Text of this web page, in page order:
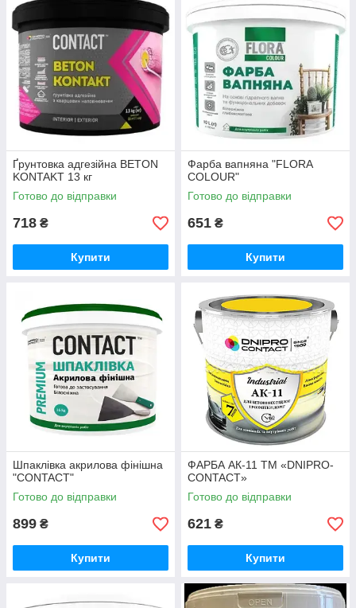
Ґрунтовка адгезійна BETON
KONTAKT 13 кг
Готово до відправки
718 ₴
Купити
Фарба вапняна "FLORA
COLOUR"
Готово до відправки
651 ₴
Купити
Шпаклівка акрилова фінішна
"CONTACT"
Готово до відправки
899 ₴
Купити
ФАРБА АК-11 ТМ «DNIPRO-
CONTACT»
Готово до відправки
621 ₴
Купити